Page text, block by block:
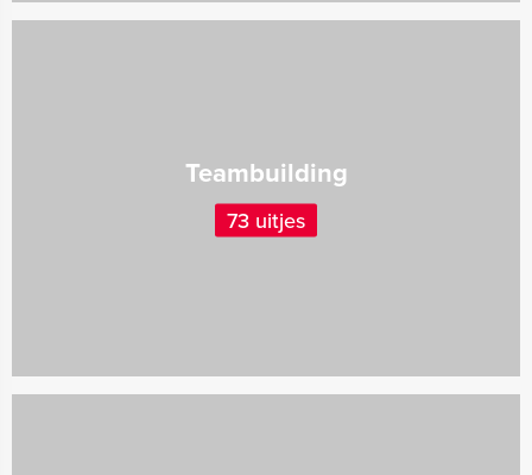
Teambuilding
73 uitjes